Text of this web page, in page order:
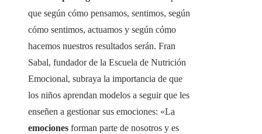
que según cómo pensamos, sentimos, según
cómo sentimos, actuamos y según cómo
hacemos nuestros resultados serán. Fran
Sabal, fundador de la Escuela de Nutrición
Emocional, subraya la importancia de que
los niños aprendan modelos a seguir que les
enseñen a gestionar sus emociones: «La
emociones forman parte de nosotros y es